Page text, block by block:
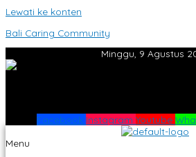
Lewati ke konten
Bali Caring Community
Minggu, 9 Agustus
Facebook Instagram Youtube
Menu